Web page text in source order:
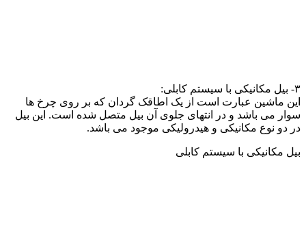
۳- بیل مکانیکی با سیستم کابلی:
این ماشین عبارت است از یک اطاقک گردان که بر روی چرخ ها
سوار می باشد و در انتهای جلوی آن بیل متصل شده است. این بیل
در دو نوع مکانیکی و هیدرولیکی موجود می باشد.
بیل مکانیکی با سیستم کابلی